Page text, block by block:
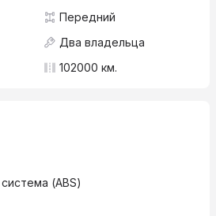
Передний
Два владельца
102000 км.
(ABS)